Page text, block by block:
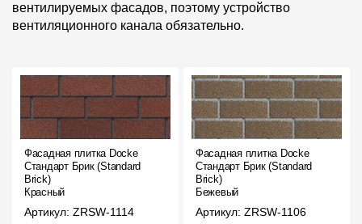
вентилируемых фасадов, поэтому устройство
вентиляционного канала обязательно.
Фасадная плитка Docke
Стандарт Брик (Standard
Brick)
Красный
Артикул: ZRSW-1114
Фасадная плитка Docke
Стандарт Брик (Standard
Brick)
Бежевый
Артикул: ZRSW-1106